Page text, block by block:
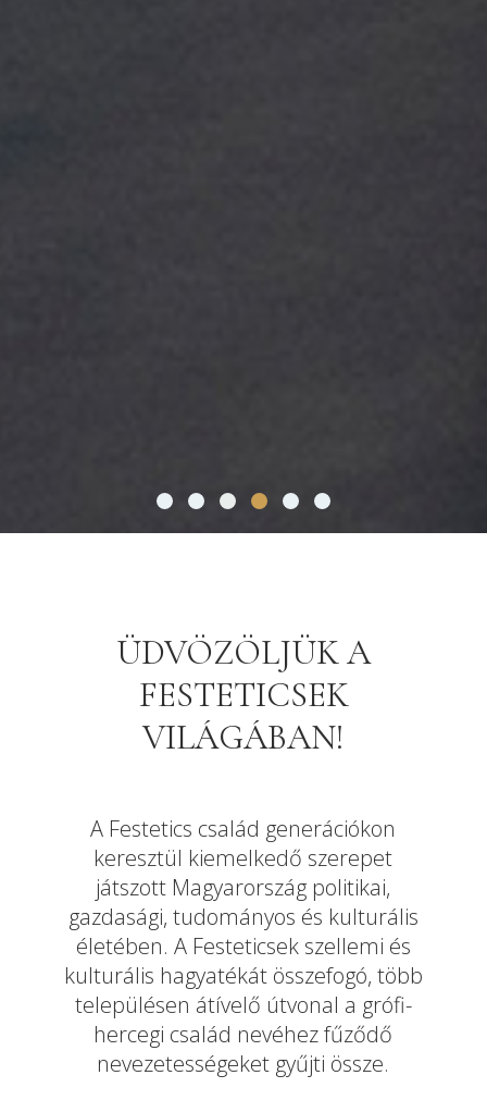
ÜDVÖZÖLJÜK A
FESTETICSEK
VILÁGÁBAN!
A Festetics család generációkon
keresztül kiemelkedő szerepet
játszott Magyarország politikai,
gazdasági, tudományos és kulturális
életében. A Festeticsek szellemi és
kulturális hagyatékát összefogó, több
településen átívelő útvonal a grófi-
hercegi család nevéhez fűződő
nevezetességeket gyűjti össze.